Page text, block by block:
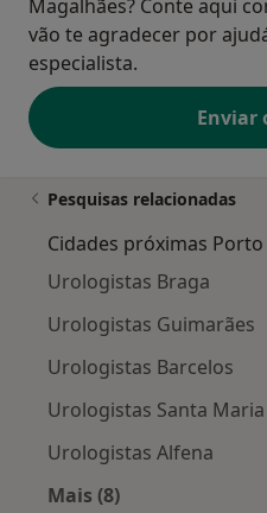
Magalhães? Conte aqui
vão te agradecer por
especialista.
Enviar
Pesquisas relacionadas
Cidades próximas Porto
Urologistas Braga
Urologistas Guimarães
Urologistas Barcelos
Urologistas Santa Maria
Urologistas Alfena
Mais (8)